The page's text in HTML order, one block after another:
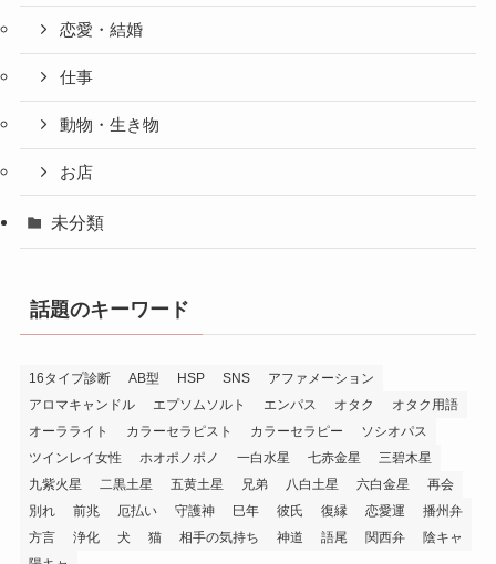
恋愛・結婚
仕事
動物・生き物
お店
未分類
話題のキーワード
16タイプ診断 AB型 HSP SNS
アファメーション
アロマキャンドル
エプソムソルト エンパス オタク
オタク用語
オーラライト
カラーセラピスト カラーセラピー
ソシオパス
ツインレイ女性
ホオポノポノ 一白水星 七赤金星
三碧木星
九紫火星
二黒土星 五黄土星 兄弟 八白土星 六白金星
再会
別れ
前兆 厄払い 守護神 巳年 彼氏 復縁 恋愛運
播州弁
方言
浄化 犬 猫 相手の気持ち 神道 語尾 関西弁
陰キャ